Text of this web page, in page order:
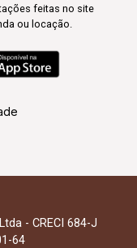
feitas no site
ou locação.
- CRECI 684-J
64